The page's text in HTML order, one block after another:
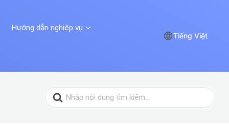
Hướng dẫn nghiệp vụ
Tiếng Việt
Search
for: